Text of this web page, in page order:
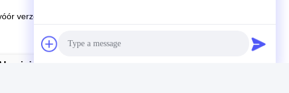
verzending.
Legering Stenter Pin Houder